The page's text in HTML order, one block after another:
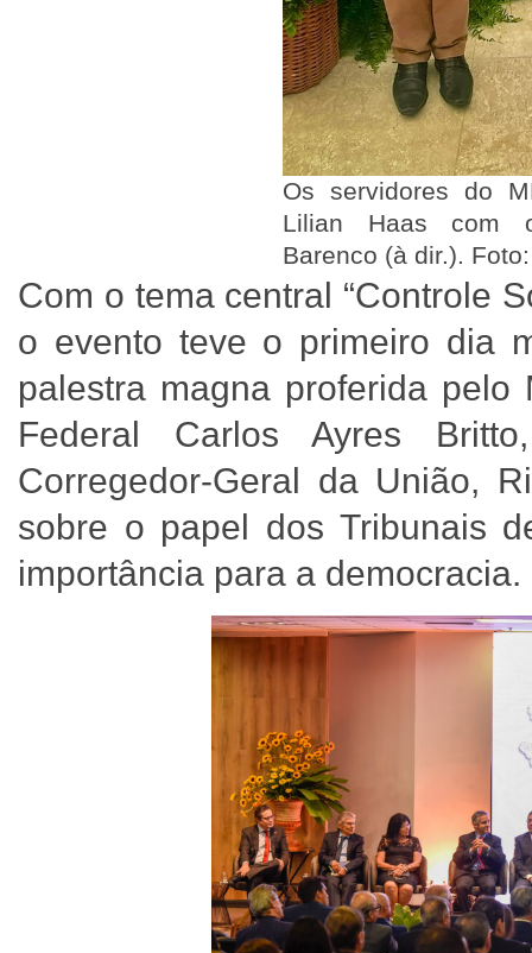
Os servidores do
Lilian Haas com
Barenco (à dir.).
Com o tema central “Controle
o evento teve o primeiro dia
palestra magna proferida pelo
Federal Carlos Ayres
Corregedor-Geral da União,
sobre o papel dos Tribunais
importância para a democracia.